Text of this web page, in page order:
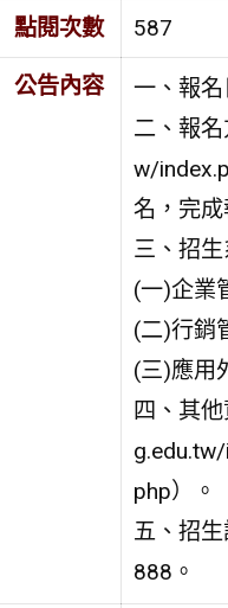
點閱次數 587
公告內容
一、報
二、報
w/
名，完
三、招生
(一)企業
(二)行銷
(三)應用
四、其
php）。
五、招
888。